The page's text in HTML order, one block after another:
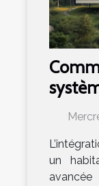
un